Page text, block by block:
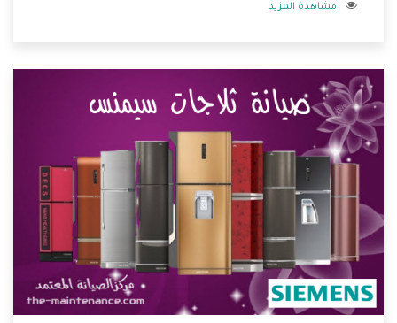
بشراء المنتج وتقدم لنا الشركة أفضل الاسعار المناسبة للعملاء
مشاهدة المزيد